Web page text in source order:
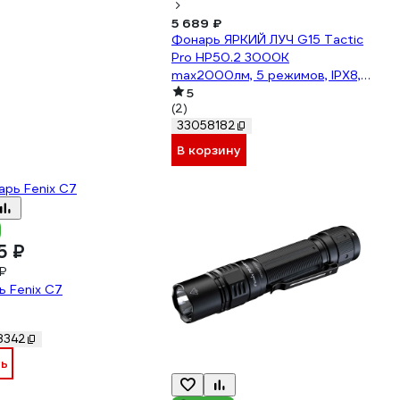
5 689 ₽
Фонарь ЯРКИЙ ЛУЧ G15 Tactic
Pro HP50.2 3000К
max2000лм, 5 режимов, IPX8,
встроенное ЗУ, аккумулятор
18650 2600mAh
4606400106876
5
(2)
33058182
В корзину
₽
Fenix C7